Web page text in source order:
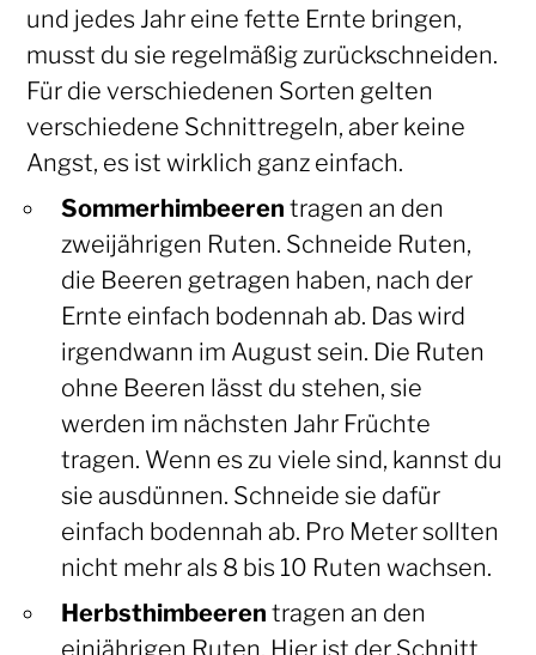
und jedes Jahr eine fette Ernte bringen,
musst du sie regelmäßig zurückschneiden.
Für die verschiedenen Sorten gelten
verschiedene Schnittregeln, aber keine
Angst, es ist wirklich ganz einfach.
Sommerhimbeeren tragen an den
zweijährigen Ruten. Schneide Ruten,
die Beeren getragen haben, nach der
Ernte einfach bodennah ab. Das wird
irgendwann im August sein. Die Ruten
ohne Beeren lässt du stehen, sie
werden im nächsten Jahr Früchte
tragen. Wenn es zu viele sind, kannst du
sie ausdünnen. Schneide sie dafür
einfach bodennah ab. Pro Meter sollten
nicht mehr als 8 bis 10 Ruten wachsen.
Herbsthimbeeren tragen an den